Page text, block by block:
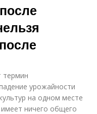
термин
урожайности
на одном месте
ничего общего